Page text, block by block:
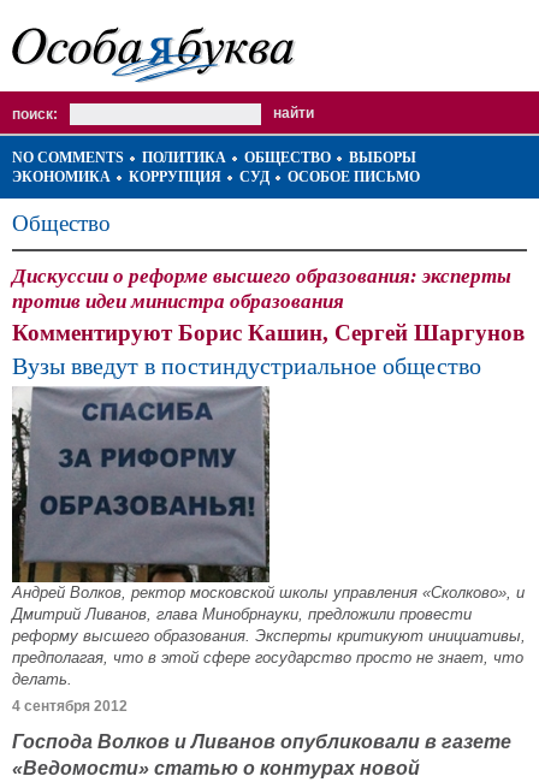
поиск:
NO COMMENTS ПОЛИТИКА ОБЩЕСТВО
ВЫБОРЫ
ЭКОНОМИКА
КОРРУПЦИЯ СУД ОСОБОЕ ПИСЬМО
Общество
Дискуссии о реформе высшего образования: эксперты
против идеи министра образования
Комментируют Борис Кашин, Сергей Шаргунов
Вузы введут в постиндустриальное общество
Андрей Волков, ректор московской школы управления «Сколково», и
Дмитрий Ливанов, глава Минобрнауки, предложили провести
реформу высшего образования. Эксперты критикуют инициативы,
предполагая, что в этой сфере государство просто не знает, что
делать.
4 сентября 2012
Господа Волков и Ливанов опубликовали в газете
«Ведомости» статью о контурах новой